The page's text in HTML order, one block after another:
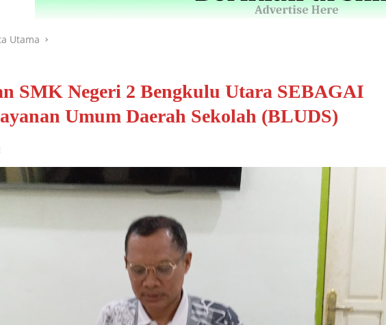
Utama
SMK Negeri 2 Bengkulu Utara SEBAGAI
Umum Daerah Sekolah (BLUDS)